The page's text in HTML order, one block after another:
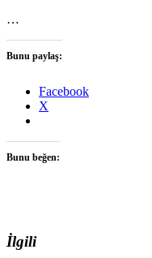
…
Bunu paylaş:
Facebook
X
Bunu beğen:
İlgili